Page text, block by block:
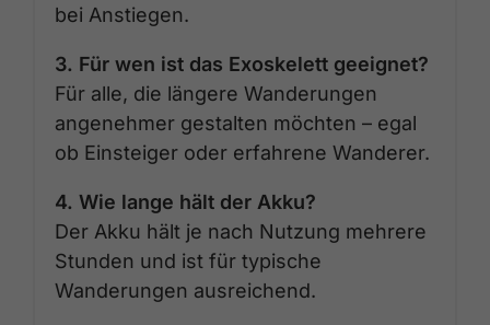
bei Anstiegen.
3. Für wen ist das Exoskelett geeignet?
Für alle, die längere Wanderungen
angenehmer gestalten möchten – egal
ob Einsteiger oder erfahrene Wanderer.
4. Wie lange hält der Akku?
Der Akku hält je nach Nutzung mehrere
Stunden und ist für typische
Wanderungen ausreichend.